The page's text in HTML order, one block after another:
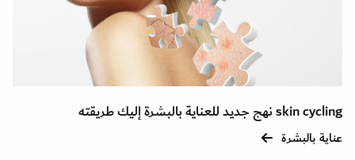
skin cycling نهج جديد للعناية بالبشرة إليك طريقته
عناية بالبشرة